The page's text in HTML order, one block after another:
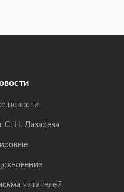
новости
С. Н. Лазарева
читателей